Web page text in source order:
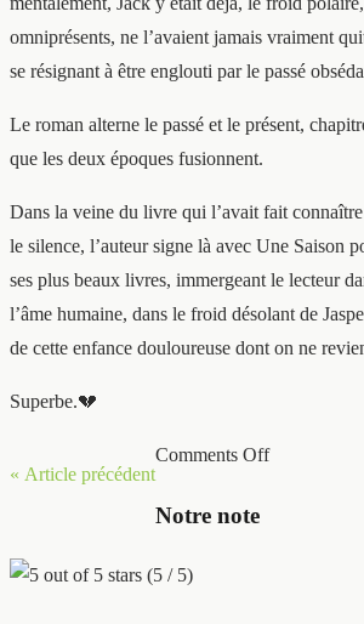
omniprésents, ne l’avaient jamais vraiment
se résignant à être englouti par le passé
Le roman alterne le passé et le présent,
que les deux époques fusionnent.
Dans la veine du livre qui l’avait fait
le silence, l’auteur signe là avec Une Saison
ses plus beaux livres, immergeant le lecteur
l’âme humaine, dans le froid désolant de
de cette enfance douloureuse dont on ne
Superbe.💔
« Article précédent
Comments Off
Notre note
(5 / 5)